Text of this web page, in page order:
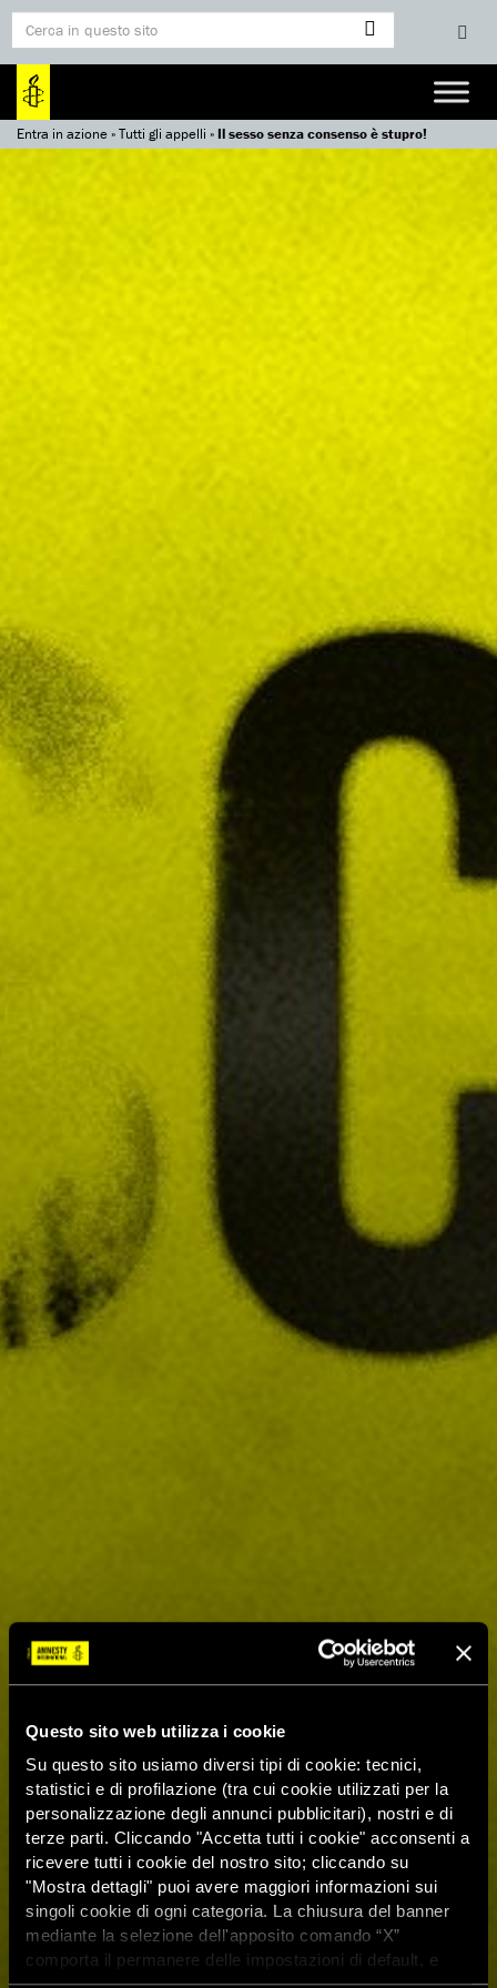
Questo sito web utilizza i cookie
Su questo sito usiamo diversi tipi di cookie: tecnici,
statistici e di profilazione (tra cui cookie utilizzati per la
personalizzazione degli annunci pubblicitari), nostri e di
terze parti. Cliccando "Accetta tutti i cookie" acconsenti a
ricevere tutti i cookie del nostro sito; cliccando su
"Mostra dettagli" puoi avere maggiori informazioni sui
singoli cookie di ogni categoria. La chiusura del banner
mediante la selezione dell'apposito comando “X”
comporta il permanere delle impostazioni di default, e
Entra in azione»Tutti gli appelli »Il sesso senza consenso è stupro!